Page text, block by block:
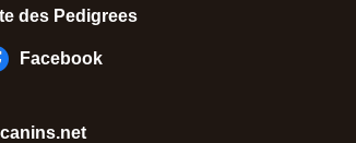
des Pedigrees
Facebook